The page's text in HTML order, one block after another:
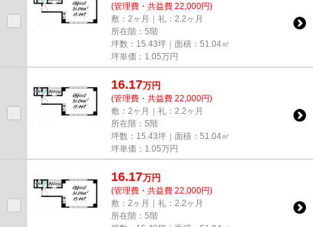
(管理費・共益費 22,000円)
敷：2ヶ月｜礼：2.2ヶ月
所在階：5階
坪数：15.43坪｜面積：51.04㎡
坪単価： 1.05万円
16.17万円
(管理費・共益費 22,000円)
敷：2ヶ月｜礼：2.2ヶ月
所在階：5階
坪数：15.43坪｜面積：51.04㎡
坪単価： 1.05万円
16.17万円
(管理費・共益費 22,000円)
敷：2ヶ月｜礼：2.2ヶ月
所在階：5階